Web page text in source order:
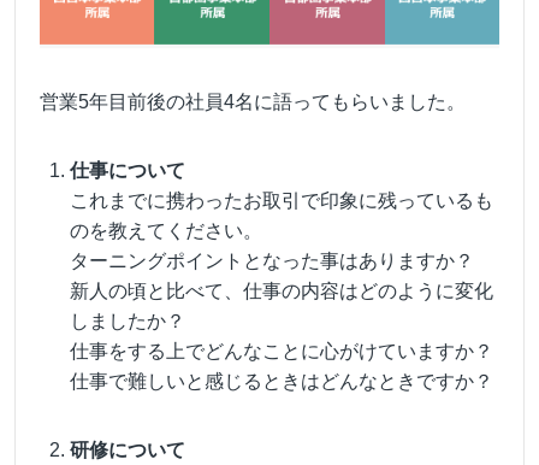
営業5年目前後の社員4名に語ってもらいました。
仕事について
これまでに携わったお取引で印象に残っているも
のを教えてください。
ターニングポイントとなった事はありますか？
新人の頃と比べて、仕事の内容はどのように変化
しましたか？
仕事をする上でどんなことに心がけていますか？
仕事で難しいと感じるときはどんなときですか？
研修について